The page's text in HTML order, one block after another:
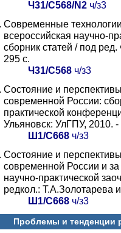
Ч31/С568/N2ч/з3
Современные
всероссийская научно-
сборник статей / под
295 с.
Ч31/С568ч/з3
Состояние и
современной России:
практической
Ульяновск: УлГПУ, 2010. -
Ш1/С668ч/з3
Состояние и
современной России и
научно-практической
редкол.: Т.А.Золотарева
Ш1/С668ч/з3
Проблемы и тенденции